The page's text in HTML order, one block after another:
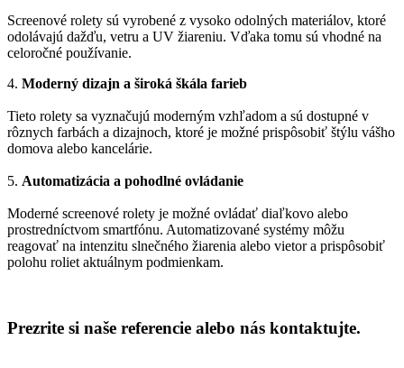
Screenové rolety sú vyrobené z vysoko odolných materiálov, ktoré
odolávajú dažďu, vetru a UV žiareniu. Vďaka tomu sú vhodné na
celoročné používanie.
4. Moderný dizajn a široká škála farieb
Tieto rolety sa vyznačujú moderným vzhľadom a sú dostupné v
rôznych farbách a dizajnoch, ktoré je možné prispôsobiť štýlu vášho
domova alebo kancelárie.
5. Automatizácia a pohodlné ovládanie
Moderné screenové rolety je možné ovládať diaľkovo alebo
prostredníctvom smartfónu. Automatizované systémy môžu
reagovať na intenzitu slnečného žiarenia alebo vietor a prispôsobiť
polohu roliet aktuálnym podmienkam.
Prezrite si naše referencie alebo nás kontaktujte.